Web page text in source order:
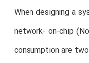
When designing a
network- on-chip
consumption are